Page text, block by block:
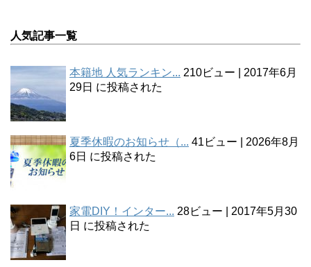
人気記事一覧
本籍地 人気ランキン... 210ビュー
2017年6月
29日 に投稿された
夏季休暇のお知らせ（... 41ビュー
2026年8月
6日 に投稿された
家電DIY！インター... 28ビュー
2017年5月30
日 に投稿された